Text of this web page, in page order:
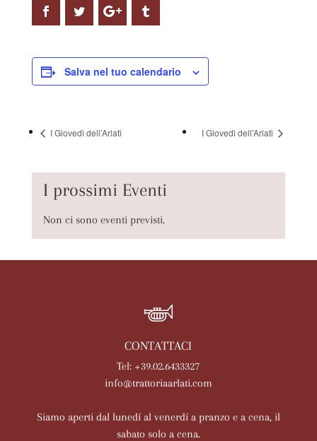
Salva nel tuo calendario
I Giovedì dell’Arlati I Giovedì dell’Arlati
I prossimi Eventi
Non ci sono eventi previsti.
CONTATTACI
Tel: +39.02.6433327
info@trattoriaarlati.com
Siamo aperti dal lunedí al venerdí a pranzo e a cena, il
sabato solo a cena.